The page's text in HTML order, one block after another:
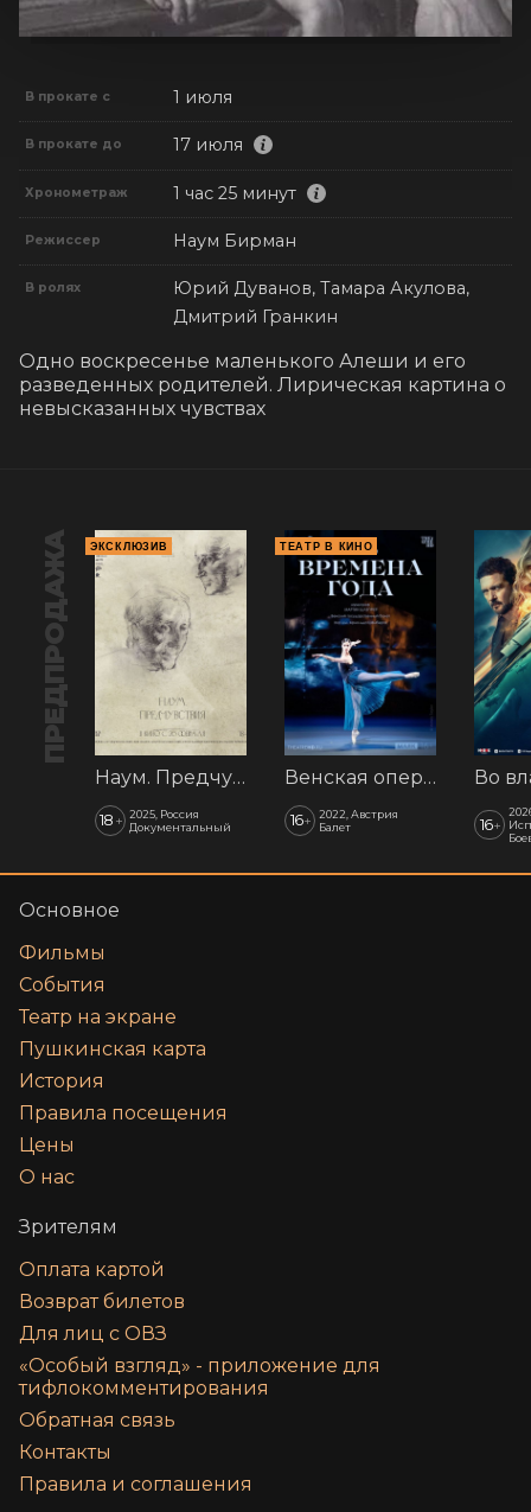
В прокате с 1 июля
В прокате до 17 июля
Хронометраж 1 час 25 минут
Режиссер Наум Бирман
В ролях
Юрий Дуванов, Тамара Акулова,
Дмитрий Гранкин
Одно воскресенье маленького Алеши и его
разведенных родителей. Лирическая картина о
невысказанных чувствах
ПРЕДПРОДАЖА ЭКСКЛЮЗИВ
Наум. Предчувствия
18 + 2025, Россия
Документальный
ТЕАТР В КИНО
Венская опера: Времена года
16+
2022, Австрия
Балет
16+
Основное
Фильмы
События
Театр на экране
Пушкинская карта
История
Правила посещения
Цены
О нас
Зрителям
Оплата картой
Возврат билетов
Для лиц с ОВЗ
«‎Особый взгляд» - приложение для
тифлокомментирования
Обратная связь
Контакты
Правила и соглашения